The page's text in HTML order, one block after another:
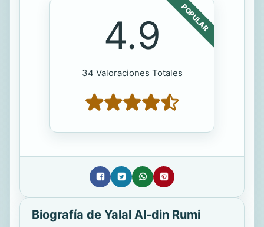
POPULAR
4.9
34 Valoraciones Totales
Biografía de Yalal Al-din Rumi